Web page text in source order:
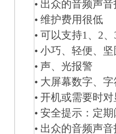
• 出众的音频声
• 维护费用很低
• 可以支持1、2
• 小巧、轻便、
• 声、光报警
• 大屏幕数字、
• 开机或需要时
• 安全提示：定
• 出众的音频声